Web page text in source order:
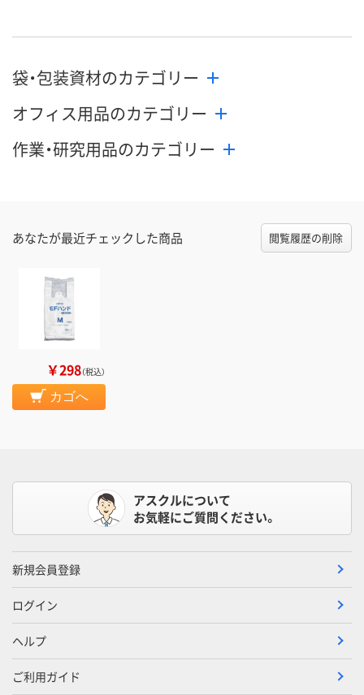
袋・包装資材のカテゴリー
オフィス用品のカテゴリー
作業・研究用品のカテゴリー
あなたが最近チェックした商品 閲覧履歴の削除
￥298（税込）
カゴへ
アスクルについて
お気軽にご質問ください。
新規会員登録
ログイン
ヘルプ
ご利用ガイド